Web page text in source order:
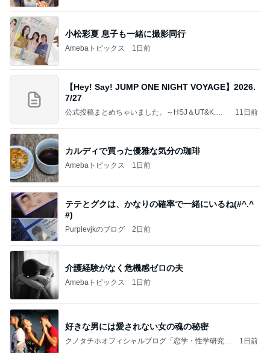
小松彩夏 息子も一緒に撮影同行
Amebaトピックス 1日前
【Hey! Say! JUMP ONE NIGHT VOYAGE】2026.
7/27
公式投稿まとめちゃいました。～HSJ＆UT&K.O.
11日前
カルディで買った優雅な気分の珈琲
Amebaトピックス 1日前
テテとグクは、かなりの確率で一緒にいるね(#^.^
#)
Purplevjkのブログ 2日前
介護経験がなく危機感ゼロの夫
Amebaトピックス 1日前
好きな男には愛されない女の魂の秘密
クノタチホオフィシャルブログ「恋学・性学研究
1日前